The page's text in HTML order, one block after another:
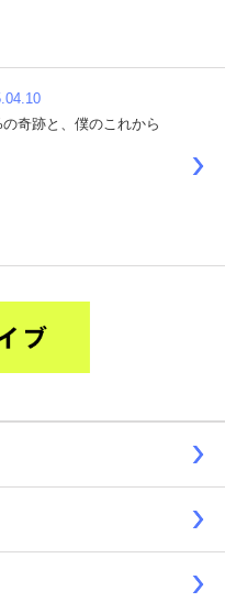
奇跡と、僕のこれから